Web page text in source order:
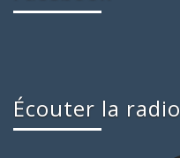
Écouter la radio